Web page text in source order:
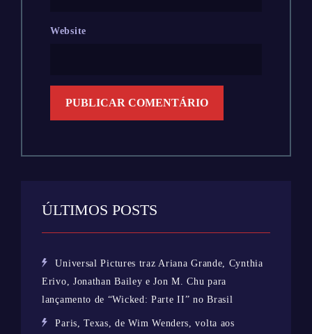
Website
ÚLTIMOS POSTS
Universal Pictures traz Ariana Grande, Cynthia
Erivo, Jonathan Bailey e Jon M. Chu para
lançamento de “Wicked: Parte II” no Brasil
Paris, Texas, de Wim Wenders, volta aos